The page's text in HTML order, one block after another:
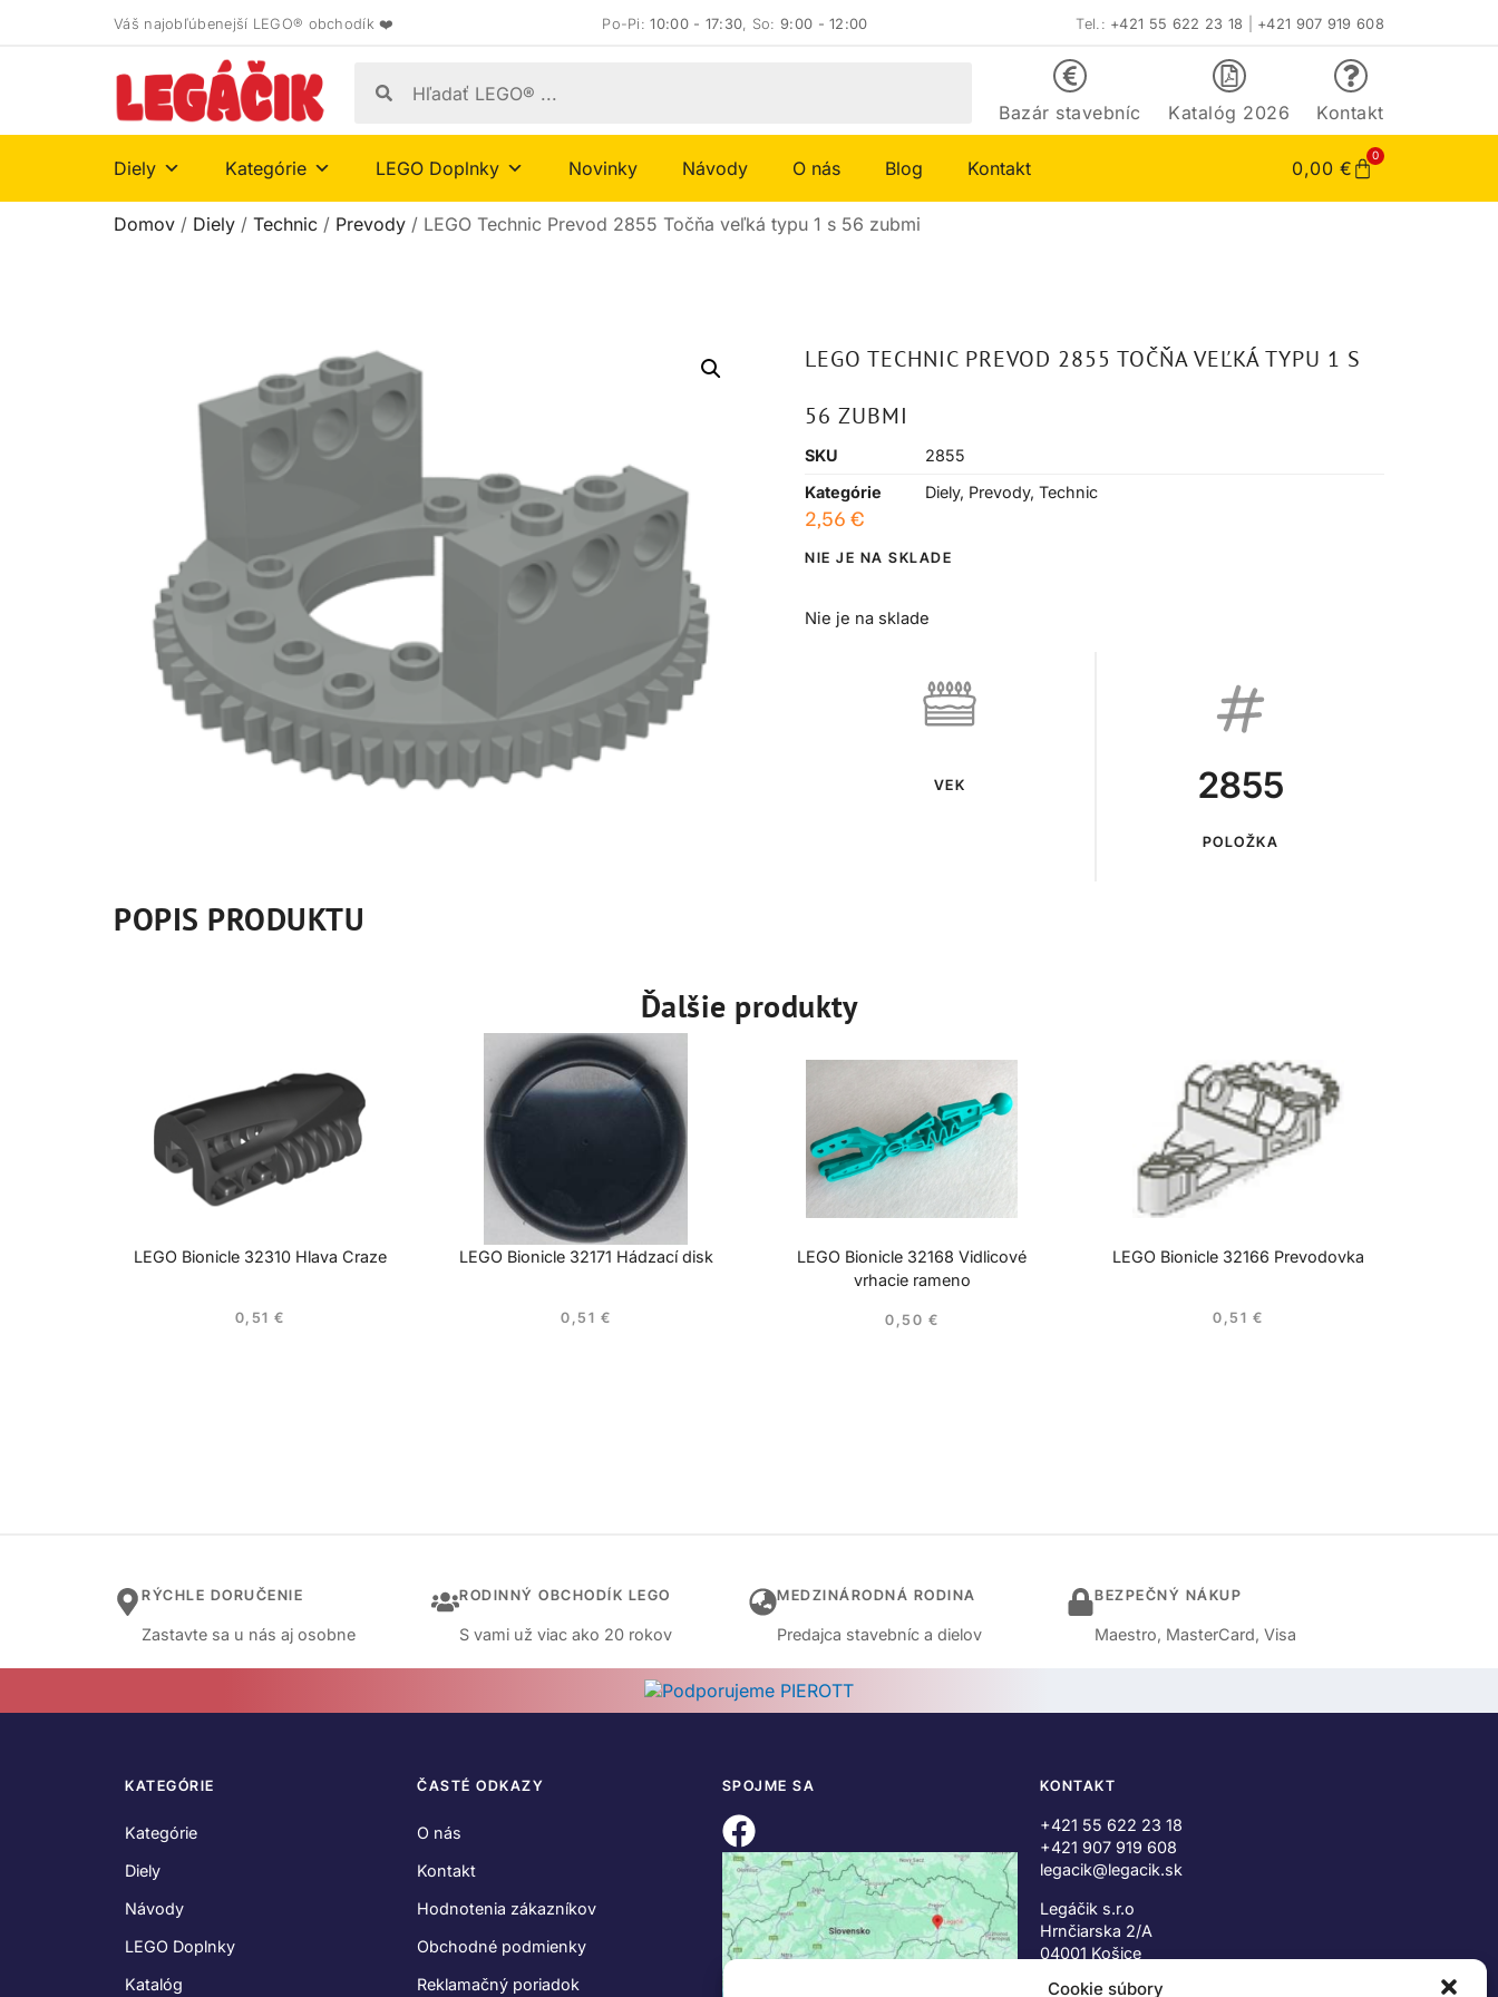
Cookie súbory
Váš najobľúbenejší LEGO® obchodík ❤️ Po-Pi:10:00 - 17:30, So:9:00 - 12:00 Tel.: +421 55 622 23 18 +421 907 919 608
Bazár stavebníc Katalóg 2026 Kontakt
Diely Kategórie LEGO Doplnky Novinky Návody O nás Blog Kontakt 0,00 €
0
Domov / Diely / Technic / Prevody / LEGO Technic Prevod 2855 Točňa veľká typu 1 s 56 zubmi
LEGO TECHNIC PREVOD 2855 TOČŇA VEĽKÁ TYPU 1 S
56 ZUBMI
SKU
2855
Kategórie
Diely, Prevody, Technic
2,56 €
NIE JE NA SKLADE
Nie je na sklade
VEK 2855
POLOŽKA
POPIS PRODUKTU
Ďalšie produkty
LEGO Bionicle 32310 Hlava Craze
0,51€
LEGO Bionicle 32171 Hádzací disk
0,51 €
LEGO Bionicle 32168 Vidlicové
vrhacie rameno
0,50 €
LEGO Bionicle 32166 Prevodovka
0,51 €
RÝCHLE DORUČENIE
Zastavte sa u nás aj osobne
RODINNÝ OBCHODÍK LEGO
S vami už viac ako 20 rokov
MEDZINÁRODNÁ RODINA
Predajca stavebníc a dielov
BEZPEČNÝ NÁKUP
Maestro, MasterCard, Visa
KATEGÓRIE
Kategórie
Diely
Návody
LEGO Doplnky
Katalóg
ČASTÉ ODKAZY
O nás
Kontakt
Hodnotenia zákazníkov
Obchodné podmienky
Reklamačný poriadok
SPOJME SA KONTAKT
+421 55 622 23 18
+421 907 919 608
legacik@legacik.sk
Legáčik s.r.o
Hrnčiarska 2/A
04001 Košice